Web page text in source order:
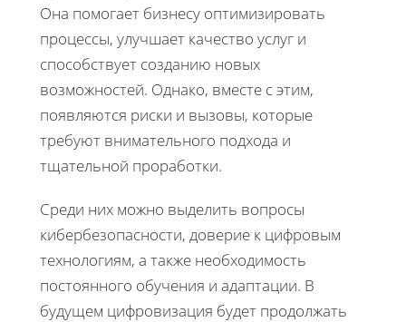
Она помогает бизнесу оптимизировать
процессы, улучшает качество услуг и
способствует созданию новых
возможностей. Однако, вместе с этим,
появляются риски и вызовы, которые
требуют внимательного подхода и
тщательной проработки.
Среди них можно выделить вопросы
кибербезопасности, доверие к цифровым
технологиям, а также необходимость
постоянного обучения и адаптации. В
будущем цифровизация будет продолжать